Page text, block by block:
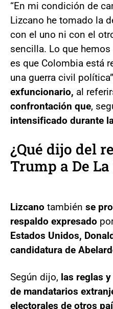
“En mi condición de
Lizcano he tomado la
con el uno ni con el
sencilla. Lo que
es que Colombia está
una guerra civil
exfuncionario, al
confrontación que,
intensificado durante
¿Qué dijo del
Trump a De
Lizcano también se
respaldo expresado
Estados Unidos,
candidatura de
Según dijo, las reglas
de mandatarios
electorales de otros